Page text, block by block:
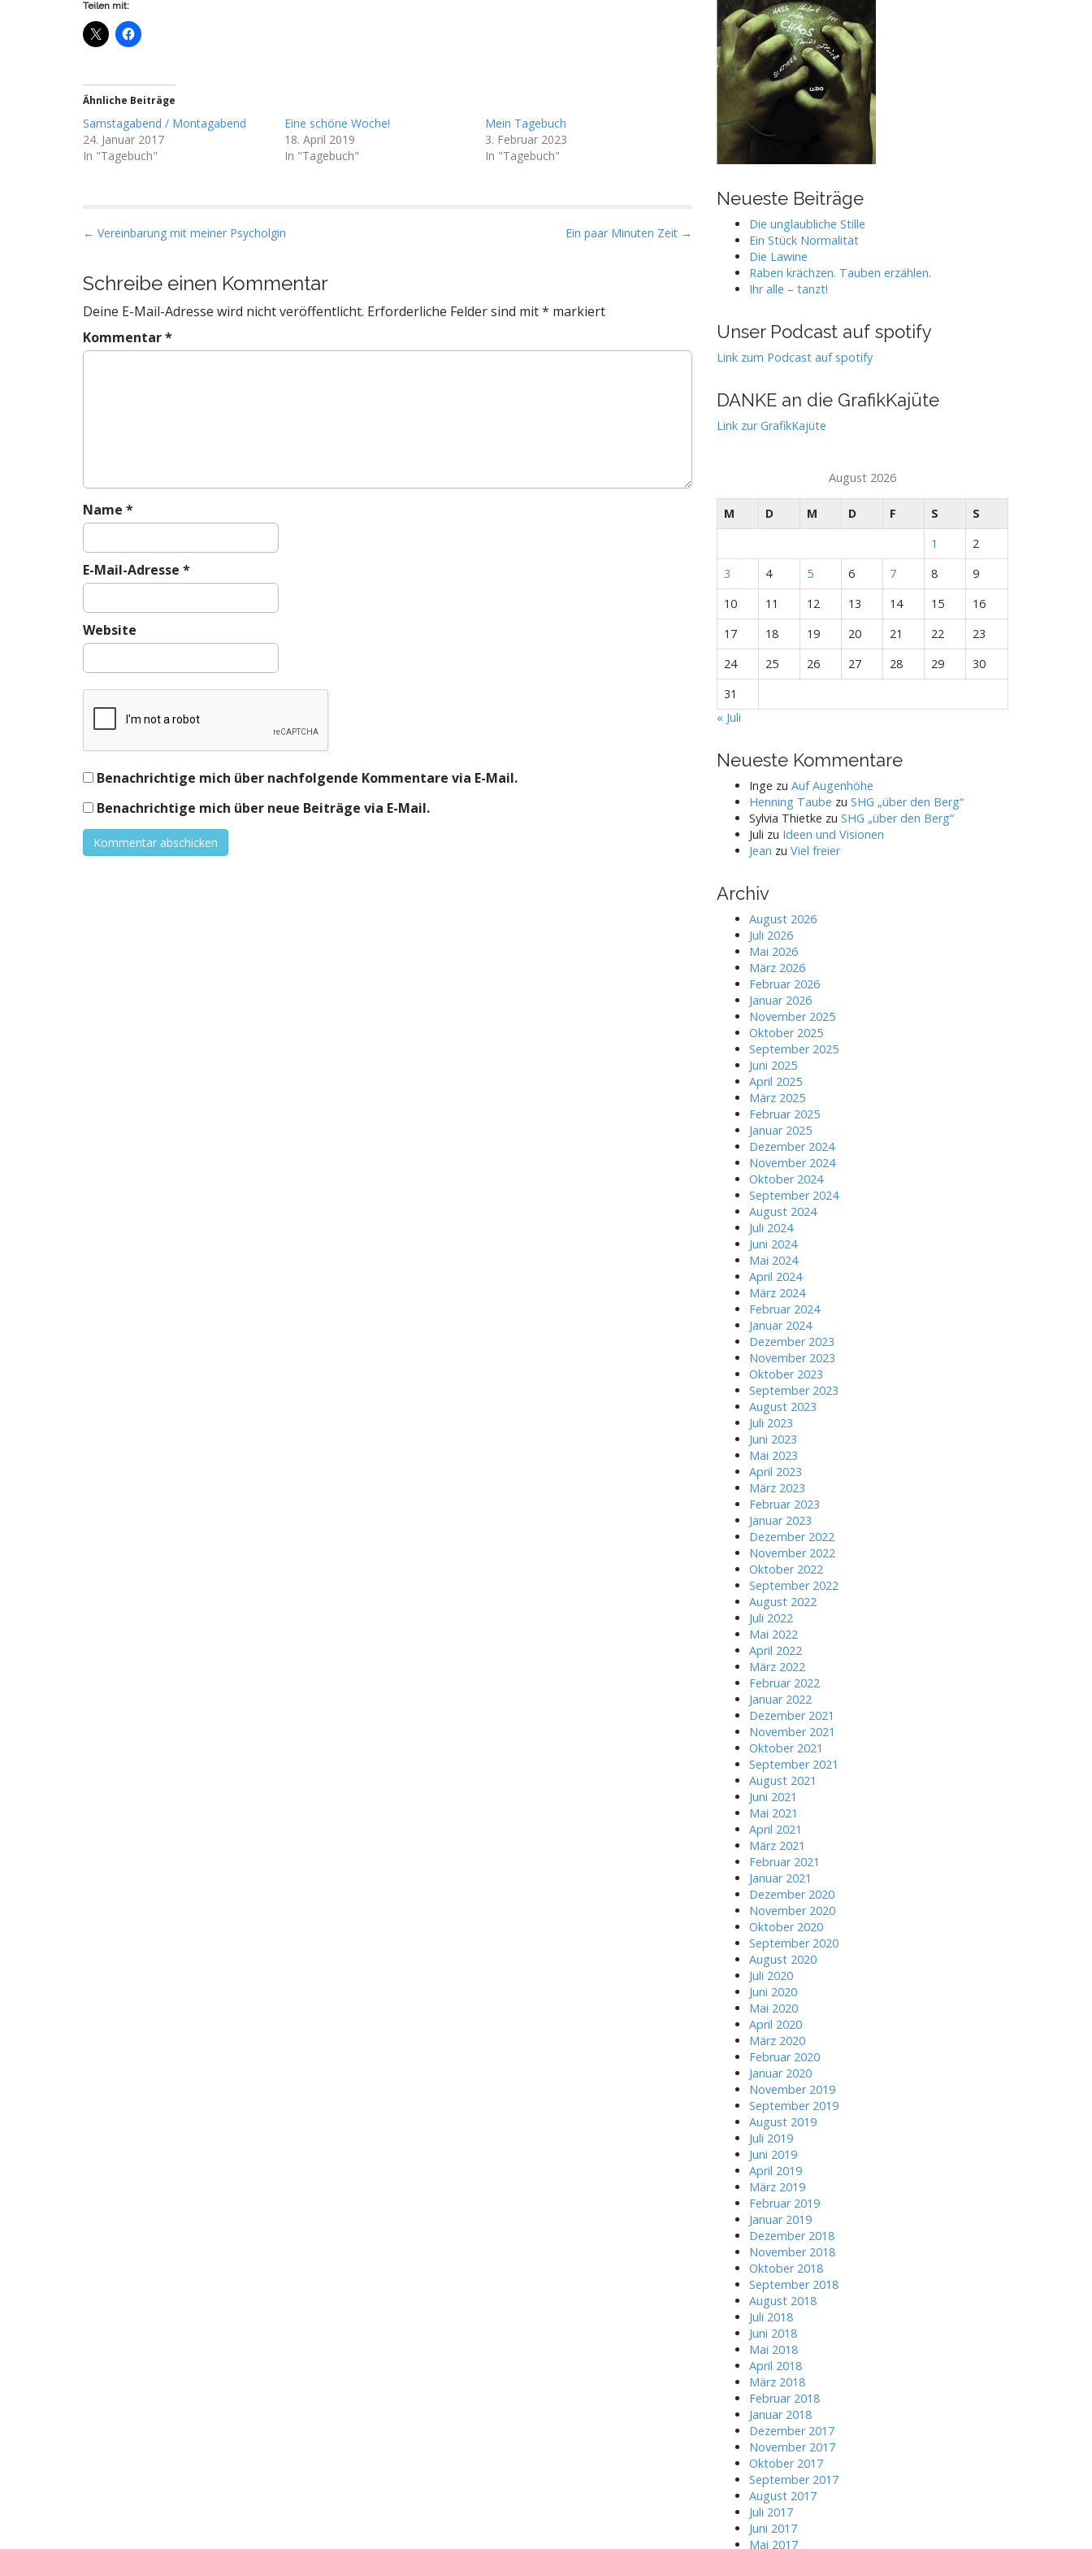
Teilen mit:
Ähnliche Beiträge
Samstagabend / Montagabend
24. Januar 2017
In "Tagebuch"
Eine schöne Woche!
18. April 2019
In "Tagebuch"
Mein Tagebuch
3. Februar 2023
In "Tagebuch"
P
s
t
n
a
v
o
n
← Vereinbarung mit meiner Psycholgin Ein paar Minuten Zeit →
Schreibe einen Kommentar
Deine E-Mail-Adresse wird nicht veröffentlicht. Erforderliche Felder sind mit* markiert
Kommentar*
Name *
E-Mail-Adresse *
Website
Benachrichtige mich über nachfolgende Kommentare via E-Mail.
Benachrichtige mich über neue Beiträge via E-Mail.
Neueste Beiträge
Die unglaubliche Stille
Ein Stück Normalität
Die Lawine
Raben krächzen. Tauben erzählen.
Ihr alle – tanzt!
Unser Podcast auf spotify
Link zum Podcast auf spotify
DANKE an die GrafikKajüte
Link zur GrafikKajüte
August 2026
M D M D F S
S
1
2
3
4 5 6 7 8
9
10
11 12 13 14 15
16
17
18 19 20 21 22
23
24
25 26 27 28 29
30
31
« Juli
Neueste Kommentare
Inge zu Auf Augenhöhe
Henning Taube zu SHG „über den Berg“
Sylvia Thietke zu SHG „über den Berg“
Juli zu Ideen und Visionen
Jean zu Viel freier
Archiv
August 2026
Juli 2026
Mai 2026
März 2026
Februar 2026
Januar 2026
November 2025
Oktober 2025
September 2025
Juni 2025
April 2025
März 2025
Februar 2025
Januar 2025
Dezember 2024
November 2024
Oktober 2024
September 2024
August 2024
Juli 2024
Juni 2024
Mai 2024
April 2024
März 2024
Februar 2024
Januar 2024
Dezember 2023
November 2023
Oktober 2023
September 2023
August 2023
Juli 2023
Juni 2023
Mai 2023
April 2023
März 2023
Februar 2023
Januar 2023
Dezember 2022
November 2022
Oktober 2022
September 2022
August 2022
Juli 2022
Mai 2022
April 2022
März 2022
Februar 2022
Januar 2022
Dezember 2021
November 2021
Oktober 2021
September 2021
August 2021
Juni 2021
Mai 2021
April 2021
März 2021
Februar 2021
Januar 2021
Dezember 2020
November 2020
Oktober 2020
September 2020
August 2020
Juli 2020
Juni 2020
Mai 2020
April 2020
März 2020
Februar 2020
Januar 2020
November 2019
September 2019
August 2019
Juli 2019
Juni 2019
April 2019
März 2019
Februar 2019
Januar 2019
Dezember 2018
November 2018
Oktober 2018
September 2018
August 2018
Juli 2018
Juni 2018
Mai 2018
April 2018
März 2018
Februar 2018
Januar 2018
Dezember 2017
November 2017
Oktober 2017
September 2017
August 2017
Juli 2017
Juni 2017
Mai 2017